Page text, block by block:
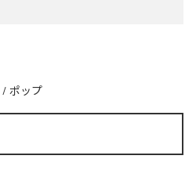
/ ポップ